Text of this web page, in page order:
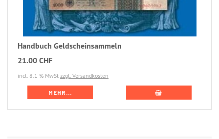
Handbuch Geldscheinsammeln
21.00 CHF
incl. 8.1 % MwSt zzgl. Versandkosten
MEHR...